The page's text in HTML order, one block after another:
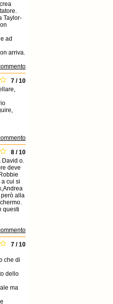
Taylor-
ad
arriva.
7 / 10
8 / 10
David o.
deve
cui si
però alla
questi
7 / 10
che di
dello
ma